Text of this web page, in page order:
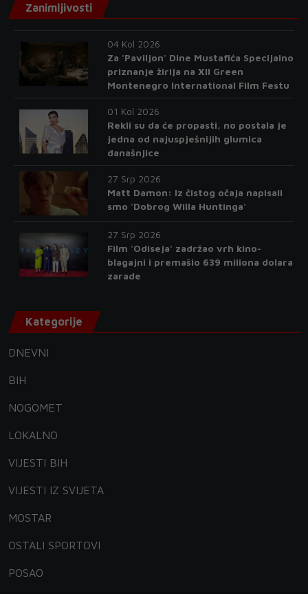
Zanimljivosti
04 Kol 2026
Za 'Paviljon' Dine Mustafića Specijalno
priznanje žirija na XII Green
Montenegro International Film Festu
01 Kol 2026
Rekli su da će propasti, no postala je
jedna od najuspješnijih glumica
današnjice
27 Srp 2026
Matt Damon: Iz čistog očaja napisali
smo 'Dobrog Willa Huntinga'
27 Srp 2026
Film 'Odiseja' zadržao vrh kino-
blagajni i premašio 639 miliona dolara
zarade
Kategorije
DNEVNI
BIH
NOGOMET
LOKALNO
VIJESTI BIH
VIJESTI IZ SVIJETA
MOSTAR
OSTALI SPORTOVI
POSAO